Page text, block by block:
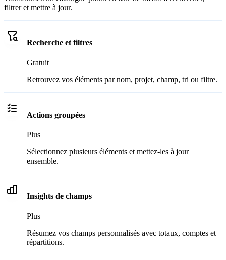
filtrer et mettre à jour.
Recherche et filtres
Gratuit
Retrouvez vos éléments par nom, projet, champ, tri ou filtre.
Actions groupées
Plus
Sélectionnez plusieurs éléments et mettez-les à jour
ensemble.
Insights de champs
Plus
Résumez vos champs personnalisés avec totaux, comptes et
répartitions.